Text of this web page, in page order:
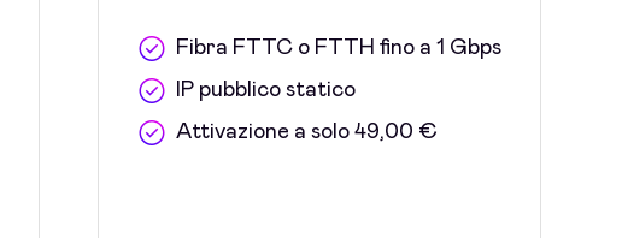
Fibra FTTC o FTTH fino a 1 Gbps
IP pubblico statico
Attivazione a solo 49,00 €